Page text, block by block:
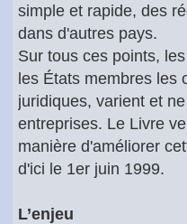
simple et rapide, des
dans d'autres pays.
Sur tous ces points,
les États membres les
juridiques, varient et
entreprises. Le Livre
manière d'améliorer
d'ici le 1er juin 1999.
L’enjeu